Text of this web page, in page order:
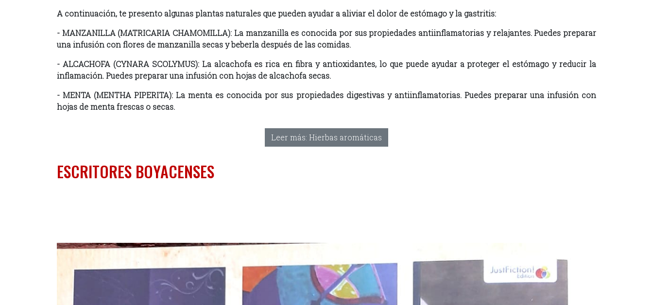
A continuación, te presento algunas plantas naturales que pueden ayudar a aliviar el dolor de estómago y la gastritis:
- MANZANILLA (MATRICARIA CHAMOMILLA): La manzanilla es conocida por sus propiedades antiinflamatorias y relajantes. Puedes preparar
una infusión con flores de manzanilla secas y beberla después de las comidas.
- ALCACHOFA (CYNARA SCOLYMUS): La alcachofa es rica en fibra y antioxidantes, lo que puede ayudar a proteger el estómago y reducir la
inflamación. Puedes preparar una infusión con hojas de alcachofa secas.
- MENTA (MENTHA PIPERITA): La menta es conocida por sus propiedades digestivas y antiinflamatorias. Puedes preparar una infusión con
hojas de menta frescas o secas.
Leer más: Hierbas aromáticas
ESCRITORES BOYACENSES